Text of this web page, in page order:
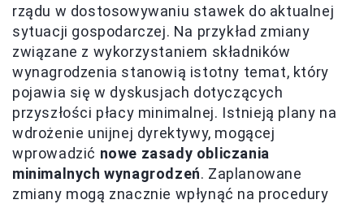
rządu w dostosowywaniu stawek do aktualnej
sytuacji gospodarczej. Na przykład zmiany
związane z wykorzystaniem składników
wynagrodzenia stanowią istotny temat, który
pojawia się w dyskusjach dotyczących
przyszłości płacy minimalnej. Istnieją plany na
wdrożenie unijnej dyrektywy, mogącej
wprowadzić nowe zasady obliczania
minimalnych wynagrodzeń. Zaplanowane
zmiany mogą znacznie wpłynąć na procedury